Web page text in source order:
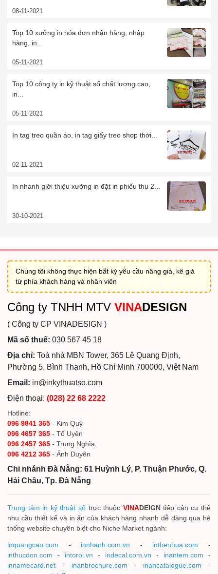
08-11-2021
Top 10 xưởng in hóa đơn nhận hàng, nhập
hàng, in...
05-11-2021
Top 10 công ty in kỹ thuật số chất lượng cao,
in...
05-11-2021
In tag treo quần áo, in tag giấy treo shop thời...
02-11-2021
In nhanh giới thiệu xưởng in đặt in phiếu thu 2...
30-10-2021
Chúng tôi không thực hiện bất kỳ yêu cầu nâng giá, kê giá
từ phía khách hàng và nhân viên
Công ty TNHH MTV VINADESIGN
( Công ty CP VINADESIGN )
Mã số thuế: 030 567 45 18
Địa chỉ: Toà nhà MBN Tower, 365 Lê Quang Định,
Phường 5, Bình Thạnh, Hồ Chí Minh 700000, Việt Nam
Email: in@inkythuatso.com
Điện thoại: (028) 22 68 2222
Hotline:
096 9841 365 - Kim Quý
096 4657 365 - Tố Uyên
096 2457 365 - Trung Nghĩa
096 4212 365 - Ánh Duyên
Chi nhánh Đà Nẵng: 61 Huỳnh Lý, P. Thuận Phước, Q.
Hải Châu, Tp. Đà Nẵng
Trung tâm in kỹ thuật sốtrực thuộc VINADEIGNtiếp cận cụ thể
nhu cầu thiết kế và in ấn của khách hàng nhanh dễ dàng qua hệ
thống website chuyên biệt cho Niche Market ngành:
inquangcao.com - innhanh.com.vn - inthenhua.com -
inthucdon.com - intoroi.vn - indecal.com.vn - inantem.com -
innamecard.net - inanbrochure.com - inancatalogue.com -